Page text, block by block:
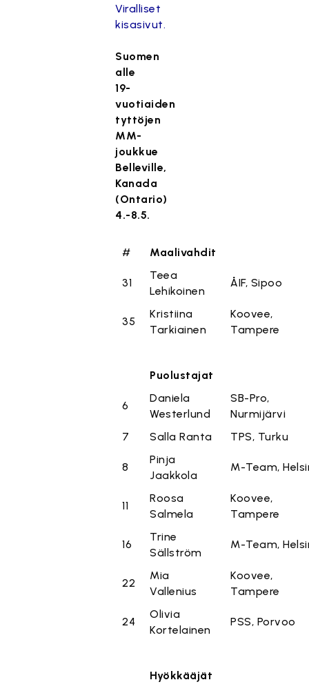
Viralliset
kisasivut.
Suomen
alle
19-
vuotiaiden
tyttöjen
MM-
joukkue
Belleville,
Kanada
(Ontario)
4.-8.5.
# Maalivahdit
31
Teea
Lehikoinen
ÅIF, Sipoo
35
Kristiina
Tarkiainen
Koovee,
Tampere
Puolustajat
6
Daniela
Westerlund
SB-Pro,
Nurmijärvi
7
Salla Ranta TPS, Turku
8
Pinja
Jaakkola
M-Team,
11
Roosa
Salmela
Koovee,
Tampere
16
Trine
Sällström
M-Team,
22
Mia
Vallenius
Koovee,
Tampere
24
Olivia
Kortelainen
PSS, Porvoo
Hyökkääjät